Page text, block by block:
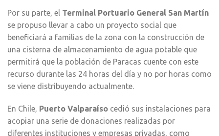
Por su parte, el Terminal Portuario General San Martín
se propuso llevar a cabo un proyecto social que
beneficiará a familias de la zona con la construcción de
una cisterna de almacenamiento de agua potable que
permitirá que la población de Paracas cuente con este
recurso durante las 24 horas del día y no por horas como
se viene distribuyendo actualmente.
En Chile, Puerto Valparaíso cedió sus instalaciones para
acopiar una serie de donaciones realizadas por
diferentes instituciones y empresas privadas, como